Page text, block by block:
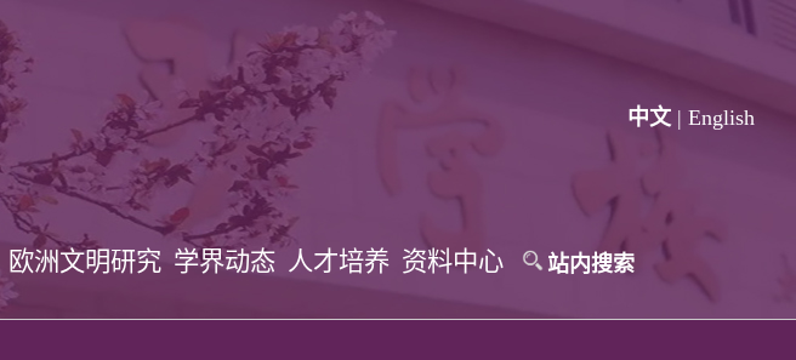
中文 | English
欧洲文明研究 学界动态 人才培养 资料中心 站内搜索